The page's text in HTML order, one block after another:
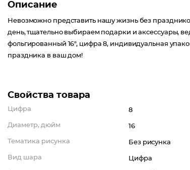
Описание
Невозможно представить нашу жизнь без
день, тщательно выбираем подарки и аксессуары,
фольгированный 16", цифра 8, индивидуальная
праздника в ваш дом!
Свойства товара
Цифра 8
Диаметр, дюйм 16
Тематика рисунка Без рисунка
Вид шара Цифра